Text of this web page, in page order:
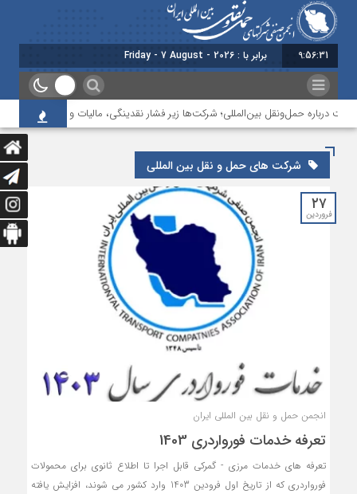
9:56:31 برابر با : Friday - 7 August - 2026
درباره حمل‌ونقل بین‌المللی؛ شرکت‌ها زیر فشار نقدینگی، مالیات و افت عملیات
شرکت های حمل و نقل بین المللی
۲۷
فروردین
انجمن حمل و نقل بین المللی ایران
تعرفه خدمات فورواردری 1403
تعرفه های خدمات مرزی - گمرکی قابل اجرا تا اطلاع ثانوی برای محمولات
فورواردری که از تاریخ اول فرودین 1403 وارد کشور می شوند، افزایش یافته